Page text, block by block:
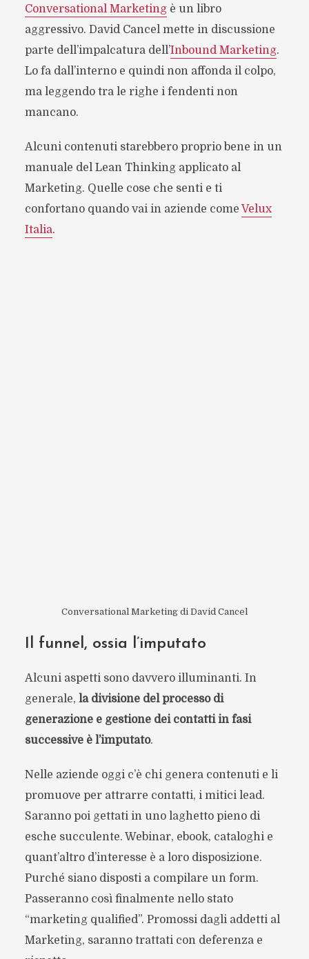
Conversational Marketingè un libro
aggressivo. David Cancel mette in discussione
parte dell’impalcatura dell’Inbound Marketing.
Lo fa dall’interno e quindi non affonda il colpo,
ma leggendo tra le righe i fendenti non
mancano.
Alcuni contenuti starebbero proprio bene in un
manuale del Lean Thinking applicato al
Marketing. Quelle cose che senti e ti
confortano quando vai in aziende come Velux
Italia.
Conversational Marketing di David Cancel
Il funnel, ossia l’imputato
Alcuni aspetti sono davvero illuminanti. In
generale, la divisione del processo di
generazione e gestione dei contatti in fasi
successive è l’imputato.
Nelle aziende oggi c’è chi genera contenuti e li
promuove per attrarre contatti, i mitici lead.
Saranno poi gettati in uno laghetto pieno di
esche succulente. Webinar, ebook, cataloghi e
quant’altro d’interesse è a loro disposizione.
Purché siano disposti a compilare un form.
Passeranno così finalmente nello stato
“marketing qualified”. Promossi dagli addetti al
Marketing, saranno trattati con deferenza e